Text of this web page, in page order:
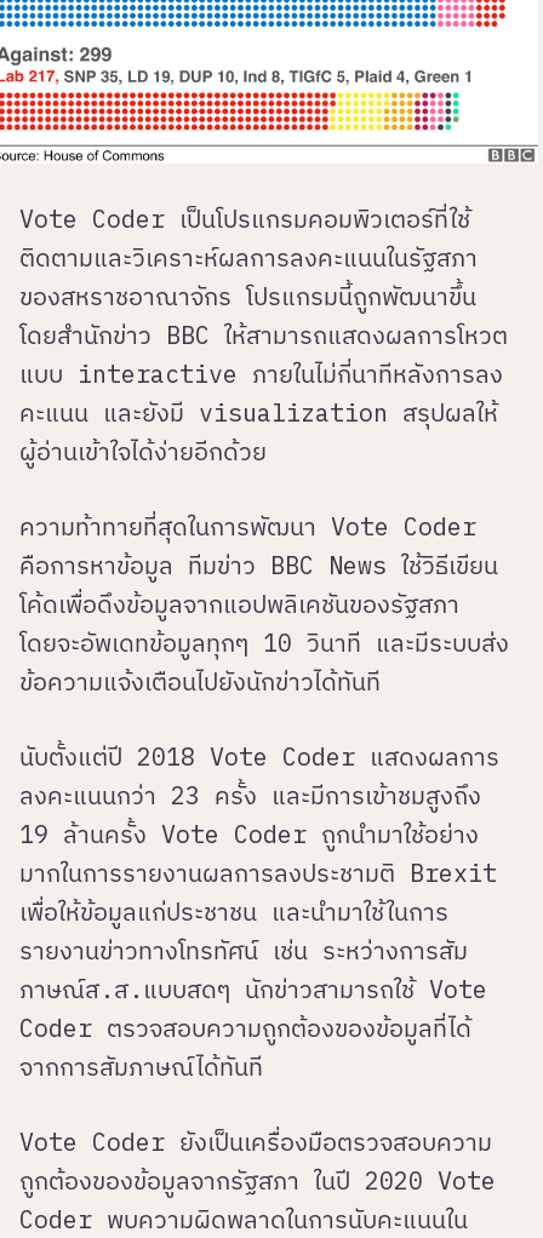
Vote Coder เป็นโปรแกรมคอมพิวเตอร์ที่ใช้
ติดตามและวิเคราะห์ผลการลงคะแนนในรัฐสภา
ของสหราชอาณาจักร โปรแกรมนี้ถูกพัฒนาขึ้น
โดยสำนักข่าว BBC ให้สามารถแสดงผลการโหวต
แบบ interactive ภายในไม่กี่นาทีหลังการลง
คะแนน และยังมี visualization สรุปผลให้
ผู้อ่านเข้าใจได้ง่ายอีกด้วย
ความท้าทายที่สุดในการพัฒนา Vote Coder
คือการหาข้อมูล ทีมข่าว BBC News ใช้วิธีเขียน
โค้ดเพื่อดึงข้อมูลจากแอปพลิเคชันของรัฐสภา
โดยจะอัพเดทข้อมูลทุกๆ 10 วินาที และมีระบบส่ง
ข้อความแจ้งเตือนไปยังนักข่าวได้ทันที
นับตั้งแต่ปี 2018 Vote Coder แสดงผลการ
ลงคะแนนกว่า 23 ครั้ง และมีการเข้าชมสูงถึง
19 ล้านครั้ง Vote Coder ถูกนำมาใช้อย่าง
มากในการรายงานผลการลงประชามติ Brexit
เพื่อให้ข้อมูลแก่ประชาชน และนำมาใช้ในการ
รายงานข่าวทางโทรทัศน์ เช่น ระหว่างการสัม
ภาษณ์ส.ส.แบบสดๆ นักข่าวสามารถใช้ Vote
Coder ตรวจสอบความถูกต้องของข้อมูลที่ได้
จากการสัมภาษณ์ได้ทันที
Vote Coder ยังเป็นเครื่องมือตรวจสอบความ
ถูกต้องของข้อมูลจากรัฐสภา ในปี 2020 Vote
Coder พบความผิดพลาดในการนับคะแนนใน